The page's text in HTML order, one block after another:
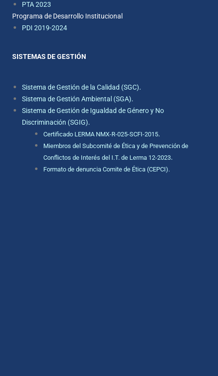
PTA 2023
Programa de Desarrollo Institucional
PDI 2019-2024
SISTEMAS DE GESTIÓN
Sistema de Gestión de la Calidad (SGC).
Sistema de Gestión Ambiental (SGA).
Sistema de Gestión de Igualdad de Género y No
Discriminación (SGIG).
Certificado LERMA NMX-R-025-SCFI-2015.
Miembros del Subcomité de Ética y de Prevención de
Conflictos de Interés del I.T. de Lerma 12-2023.
Formato de denuncia Comite de Ética (CEPCI).